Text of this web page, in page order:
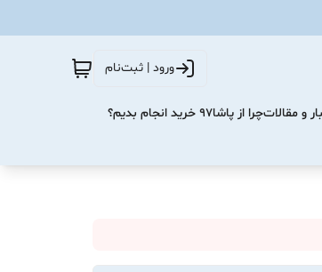
ورود | ثبت‌نام
و مقالاتچرا از پاشا۹۷ خرید انجام بدیم؟